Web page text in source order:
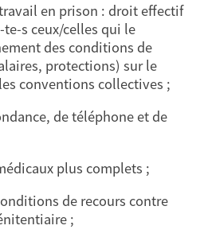
en prison : droit effectif
s ceux/celles qui le
des conditions de
protections) sur le
conventions collectives ;
de téléphone et de
plus complets ;
de recours contre
;